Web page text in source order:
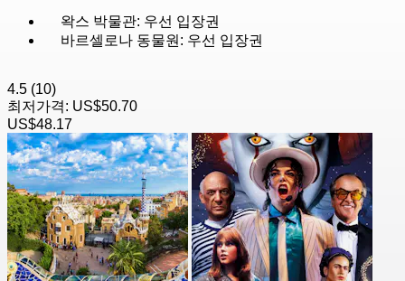
왁스 박물관: 우선 입장권
바르셀로나 동물원: 우선 입장권
4.5 (10)
최저가격: US$50.70
US$48.17